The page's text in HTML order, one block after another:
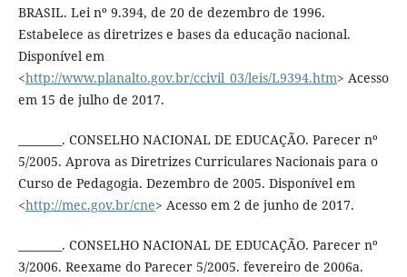
BRASIL. Lei nº 9.394, de 20 de dezembro de 1996.
Estabelece as diretrizes e bases da educação nacional.
Disponível em
<http://www.planalto.gov.br/ccivil_03/leis/L9394.htm> Acesso
em 15 de julho de 2017.
________. CONSELHO NACIONAL DE EDUCAÇÃO. Parecer nº
5/2005. Aprova as Diretrizes Curriculares Nacionais para o
Curso de Pedagogia. Dezembro de 2005. Disponível em
<http://mec.gov.br/cne> Acesso em 2 de junho de 2017.
________. CONSELHO NACIONAL DE EDUCAÇÃO. Parecer nº
3/2006. Reexame do Parecer 5/2005. fevereiro de 2006a.